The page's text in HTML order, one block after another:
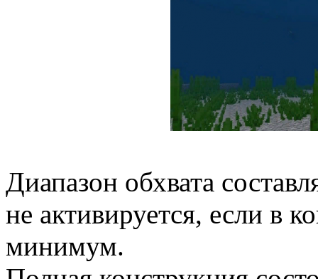
Диапазон обхвата
не активируется, если в
минимум.